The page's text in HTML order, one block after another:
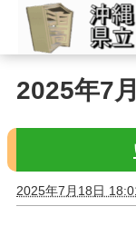
2025年7
2025年7月18日